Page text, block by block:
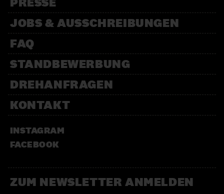
JOBS & AUSSCHREIBUNGEN
FAQ
STANDBEWERBUNG
DREHANFRAGEN
KONTAKT
INSTAGRAM
FACEBOOK
ZUM NEWSLETTER ANMELDEN